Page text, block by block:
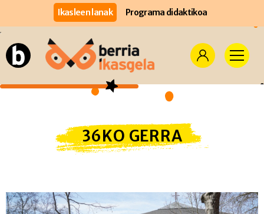
Ikasleen lanak Programa didaktikoa
36KO GERRA